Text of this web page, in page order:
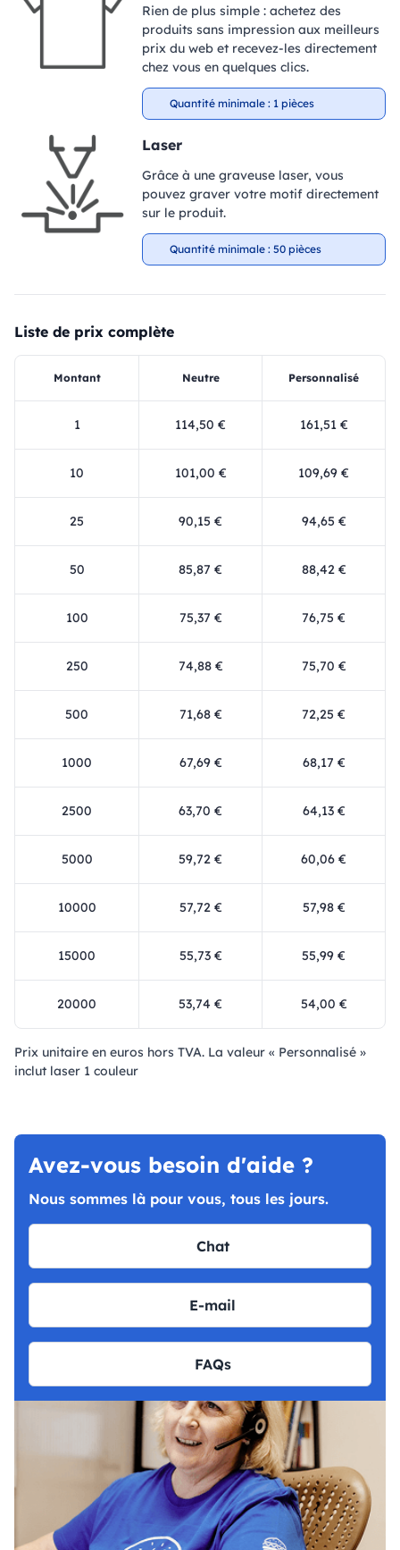
Rien de plus simple : achetez des
produits sans impression aux meilleurs
prix du web et recevez-les directement
chez vous en quelques clics.
Quantité minimale : 1 pièces
Laser
Grâce à une graveuse laser, vous
pouvez graver votre motif directement
sur le produit.
Quantité minimale : 50 pièces
Liste de prix complète
Montant Neutre Personnalisé
1 114,50 € 161,51 €
10 101,00 € 109,69 €
25 90,15 € 94,65 €
50 85,87 € 88,42 €
100 75,37 € 76,75 €
250 74,88 € 75,70 €
500 71,68 € 72,25 €
1000 67,69 € 68,17 €
2500 63,70 € 64,13 €
5000 59,72 € 60,06 €
10000 57,72 € 57,98 €
15000 55,73 € 55,99 €
20000 53,74 € 54,00 €
Prix ​​unitaire en euros hors TVA. La valeur « Personnalisé »
inclut laser 1 couleur
Avez-vous besoin d'aide ?
Nous sommes là pour vous, tous les jours.
Chat
E-mail
FAQs